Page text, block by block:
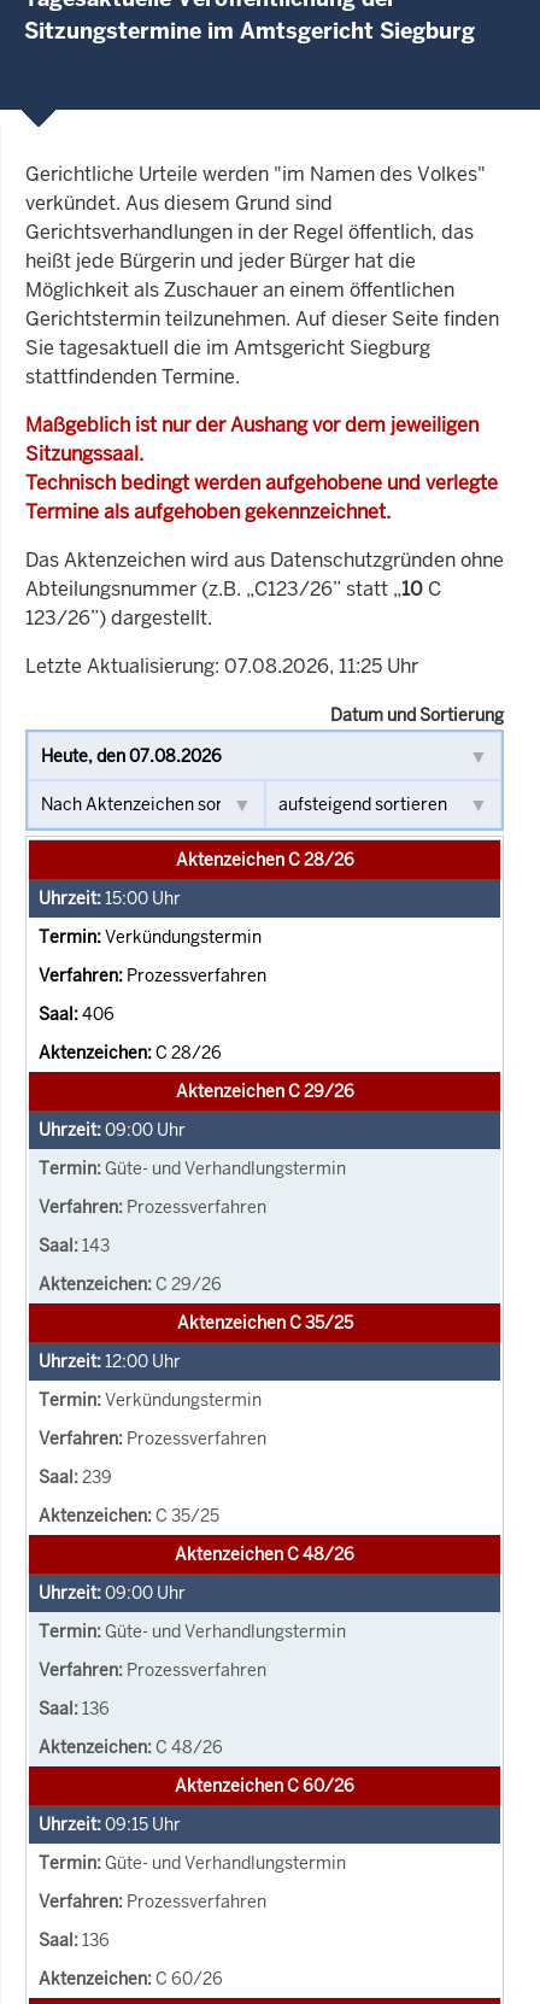
Sitzungstermine im Amtsgericht Siegburg
Gerichtliche Urteile werden "im Namen des Volkes"
verkündet. Aus diesem Grund sind
Gerichtsverhandlungen in der Regel öffentlich, das
heißt jede Bürgerin und jeder Bürger hat die
Möglichkeit als Zuschauer an einem öffentlichen
Gerichtstermin teilzunehmen. Auf dieser Seite finden
Sie tagesaktuell die im Amtsgericht Siegburg
stattfindenden Termine.
Maßgeblich ist nur der Aushang vor dem jeweiligen
Sitzungssaal.
Technisch bedingt werden aufgehobene und verlegte
Termine als aufgehoben gekennzeichnet.
Das Aktenzeichen wird aus Datenschutzgründen ohne
Abteilungsnummer (z.B. „C123/26” statt „10 C
123/26”) dargestellt.
Letzte Aktualisierung: 07.08.2026, 11:25 Uhr
Datum und Sortierung
Aktenzeichen C 28/26
15:00 Uhr
Verkündungstermin
Prozessverfahren
406
C 28/26
Aktenzeichen C 29/26
09:00 Uhr
Güte- und Verhandlungstermin
Prozessverfahren
143
C 29/26
Aktenzeichen C 35/25
12:00 Uhr
Verkündungstermin
Prozessverfahren
239
C 35/25
Aktenzeichen C 48/26
09:00 Uhr
Güte- und Verhandlungstermin
Prozessverfahren
136
C 48/26
Aktenzeichen C 60/26
09:15 Uhr
Güte- und Verhandlungstermin
Prozessverfahren
136
C 60/26